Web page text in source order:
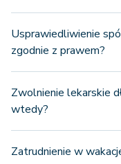
Usprawiedliwienie
zgodnie z prawem?
Zwolnienie lekarskie
wtedy?
Zatrudnienie w